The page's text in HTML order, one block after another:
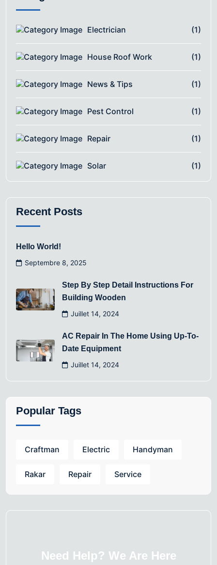
Electrician (1)
House Roof Work (1)
News & Tips (1)
Pest Control (1)
Repair (1)
Solar (1)
Recent Posts
Hello World!
Septembre 8, 2025
Step By Step Detail Instructions For
Building Wooden
Juillet 14, 2024
AC Repair In The Home Using Up-To-
Date Equipment
Juillet 14, 2024
Popular Tags
Craftman Electric Handyman
Rakar Repair Service
Need Help? We Are Here